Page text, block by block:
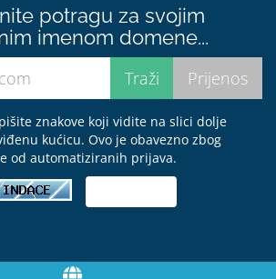
potragu za svojim
imenom domene...
znakove koji vidite na slici dolje
kućicu. Ovo je obavezno zbog
od automatiziranih prijava.